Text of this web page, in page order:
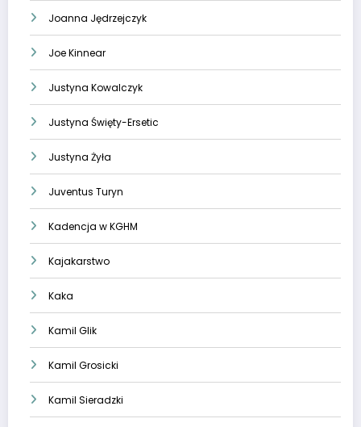
Joanna Jędrzejczyk
Joe Kinnear
Justyna Kowalczyk
Justyna Święty-Ersetic
Justyna Żyła
Juventus Turyn
Kadencja w KGHM
Kajakarstwo
Kaka
Kamil Glik
Kamil Grosicki
Kamil Sieradzki